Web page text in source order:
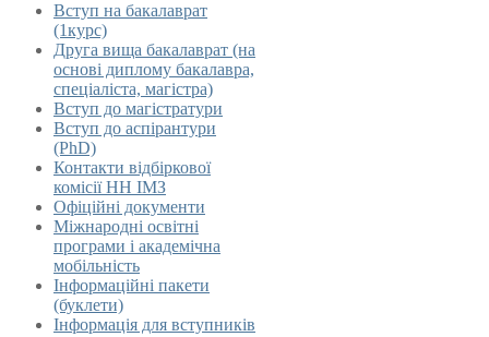
Вступ на бакалаврат
(1курс)
Друга вища бакалаврат (на
основі диплому бакалавра,
спеціаліста, магістра)
Вступ до магістратури
Вступ до аспірантури
(PhD)
Контакти відбіркової
комісії НН ІМЗ
Офіційні документи
Міжнародні освітні
програми і академічна
мобільність
Інформаційні пакети
(буклети)
Інформація для вступників